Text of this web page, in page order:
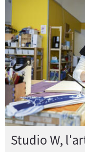
Studio W,